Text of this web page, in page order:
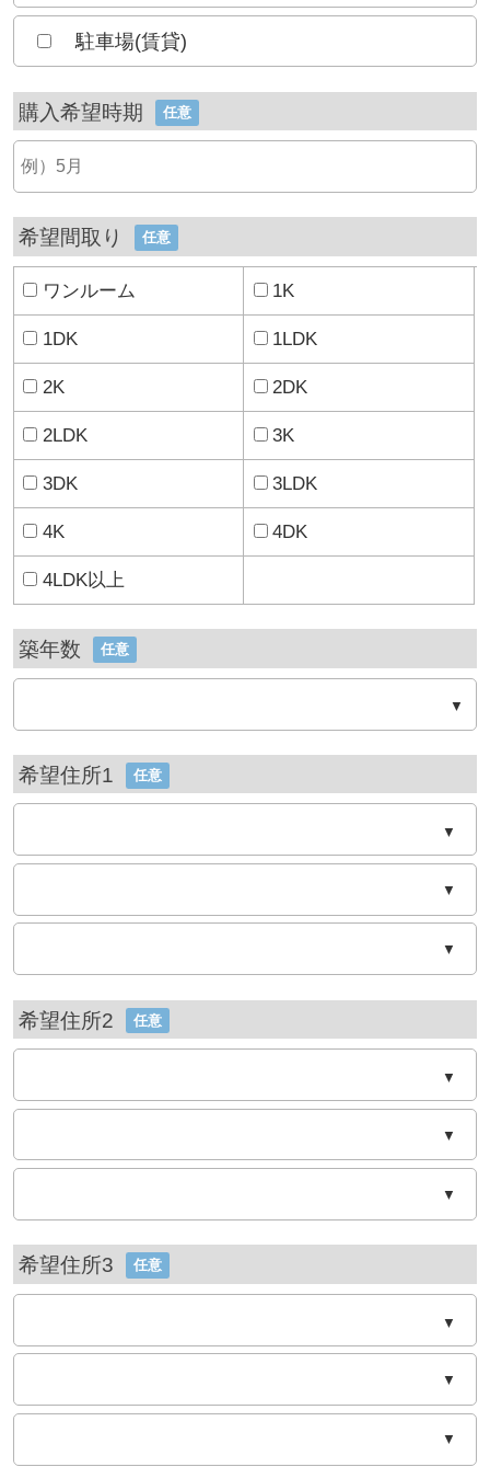
駐車場(賃貸)
購入希望時期 任意
希望間取り 任意
ワンルーム 1K
1DK 1LDK
2K 2DK
2LDK 3K
3DK 3LDK
4K 4DK
4LDK以上
築年数 任意
希望住所1 任意
▼
▼
▼
希望住所2 任意
▼
▼
▼
希望住所3 任意
▼
▼
▼